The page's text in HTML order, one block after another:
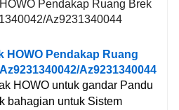
HOWO untuk gandar Pandu
bahagian untuk Sistem